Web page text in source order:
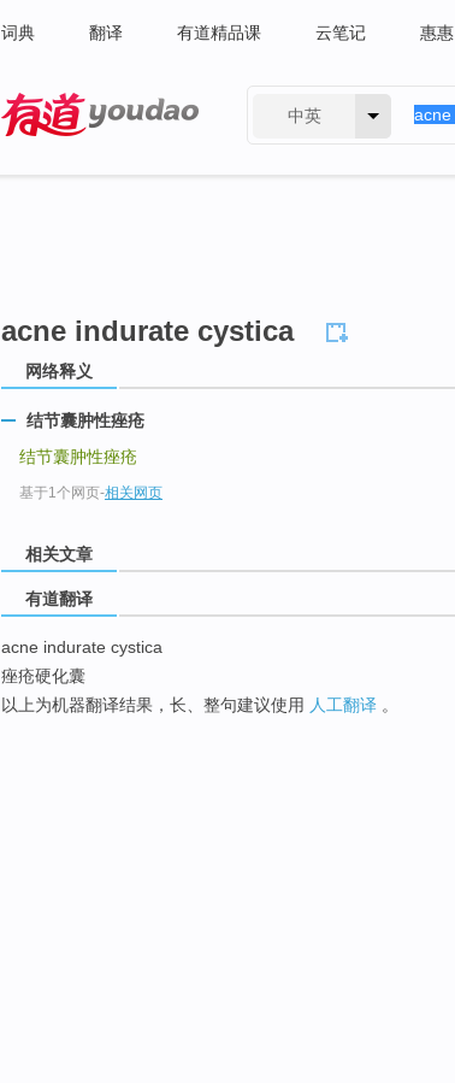
词典 翻译 有道精品课 云笔记 惠惠
中英
acne indurate cystica
网络释义
结节囊肿性痤疮
结节囊肿性痤疮
基于1个网页-相关网页
相关文章
有道翻译
acne indurate cystica
痤疮硬化囊
以上为机器翻译结果，长、整句建议使用 人工翻译 。